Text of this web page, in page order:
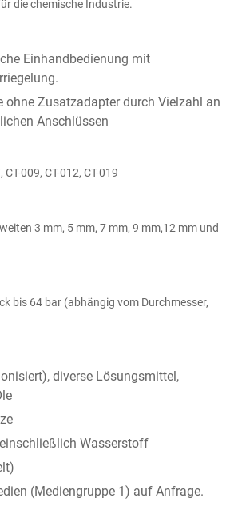
die chemische Industrie.
Einhandbedienung mit
ohne Zusatzadapter durch Vielzahl an
Anschlüssen
CT-009, CT-012, CT-019
3 mm, 5 mm, 7 mm, 9 mm,12 mm und
bis 64 bar (abhängig vom Durchmesser,
diverse Lösungsmittel,
Wasserstoff
(Mediengruppe 1) auf Anfrage.